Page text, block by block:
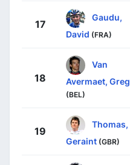
17
Gaudu,
David (FRA)
18
Van
Avermaet, Greg
(BEL)
19
Thomas,
Geraint (GBR)